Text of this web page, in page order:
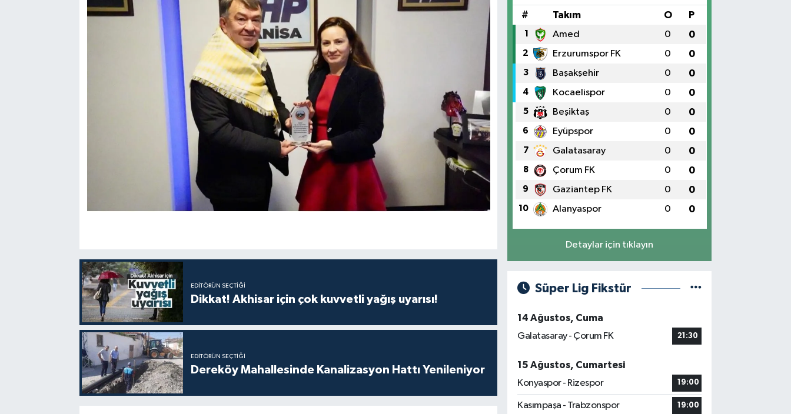
EDITÖRÜN SEÇTIĞI
Dikkat! Akhisar için çok kuvvetli yağış uyarısı!
EDITÖRÜN SEÇTIĞI
Dereköy Mahallesinde Kanalizasyon Hattı Yenileniyor
# Takım O P
1 Amed 0 0
2 Erzurumspor FK 0 0
3 Başakşehir 0 0
4 Kocaelispor 0 0
5 Beşiktaş 0 0
6 Eyüpspor 0 0
7 Galatasaray 0 0
8 Çorum FK 0 0
9 Gaziantep FK 0 0
10 Alanyaspor 0 0
Detaylar için tıklayın
Süper Lig Fikstür
14 Ağustos, Cuma
Galatasaray - Çorum FK
21:30
15 Ağustos, Cumartesi
Konyaspor - Rizespor
19:00
Kasımpaşa - Trabzonspor 19:00